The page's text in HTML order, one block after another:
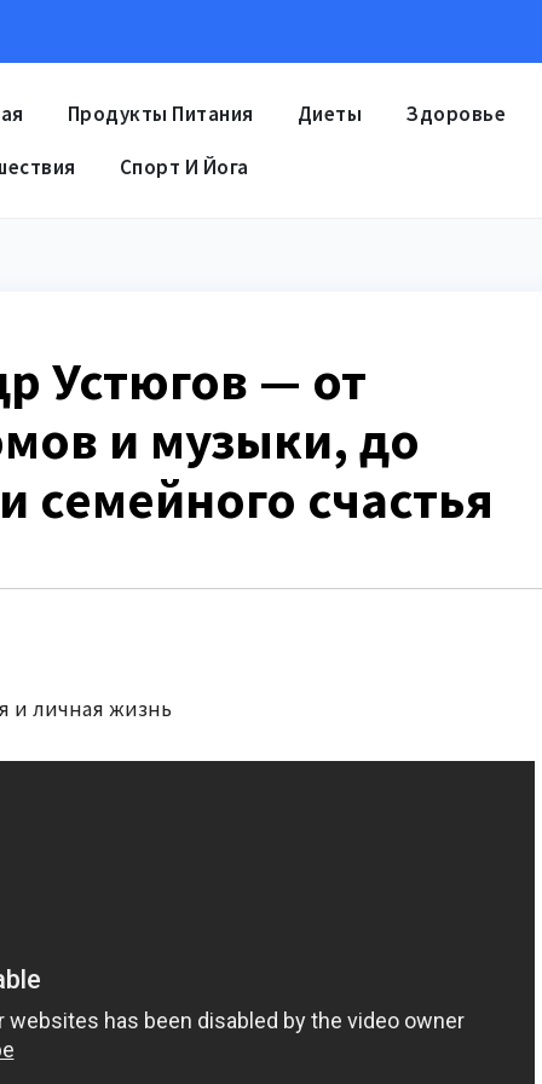
Продукты Питания Диеты Здоровье
Спорт И Йога
Устюгов — от
и музыки, до
семейного счастья